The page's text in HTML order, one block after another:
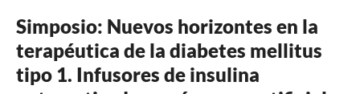
Simposio: Nuevos horizontes en la
terapéutica de la diabetes mellitus
tipo 1. Infusores de insulina